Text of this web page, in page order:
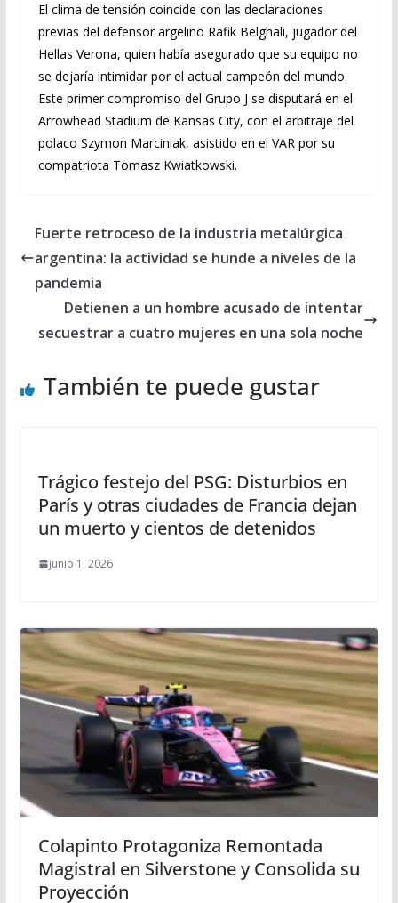
El clima de tensión coincide con las declaraciones
previas del defensor argelino Rafik Belghali, jugador del
Hellas Verona, quien había asegurado que su equipo no
se dejaría intimidar por el actual campeón del mundo.
Este primer compromiso del Grupo J se disputará en el
Arrowhead Stadium de Kansas City, con el arbitraje del
polaco Szymon Marciniak, asistido en el VAR por su
compatriota Tomasz Kwiatkowski.
Fuerte retroceso de la industria metalúrgica
argentina: la actividad se hunde a niveles de la
pandemia
Detienen a un hombre acusado de intentar
secuestrar a cuatro mujeres en una sola noche
También te puede gustar
Trágico festejo del PSG: Disturbios en
París y otras ciudades de Francia dejan
un muerto y cientos de detenidos
junio 1, 2026
Colapinto Protagoniza Remontada
Magistral en Silverstone y Consolida su
Proyección